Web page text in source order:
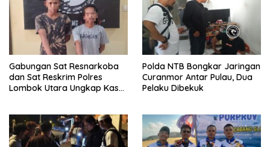
p
o
s
Gabungan Sat Resnarkoba
dan Sat Reskrim Polres
Lombok Utara Ungkap Kasus
Polda NTB Bongkar Jaringan
Curanmor Antar Pulau, Dua
Pelaku Dibekuk